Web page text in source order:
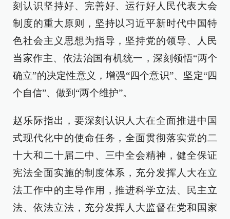
刻认识坚持好、完善好、运行好人民代表大会
制度的重大原则，坚持以习近平新时代中国特
色社会主义思想为指导，坚持党的领导、人民
当家作主、依法治国有机统一，深刻领悟“两个
确立”的决定性意义，增强“四个意识”、坚定“四
个自信”、做到“两个维护”。
赵乐际指出，要深刻认识人大在全面推进中国
式现代化中的使命任务，全面贯彻落实党的二
十大和二十届二中、三中全会精神，健全保证
宪法全面实施的制度体系，充分发挥人大在立
法工作中的主导作用，推进科学立法、民主立
法、依法立法，充分发挥人大监督在党和国家